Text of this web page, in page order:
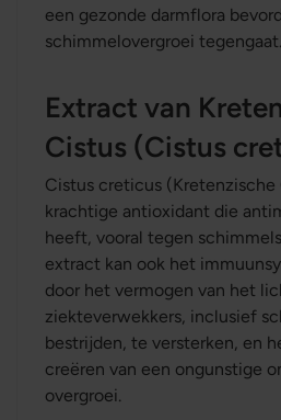
een gezonde darmflora
schimmelovergroei tegengaat.
Extract van
Cistus (Cistus
Cistus creticus (Kretenzische
krachtige antioxidant die
heeft, vooral tegen
extract kan ook het
door het vermogen van het
ziekteverwekkers, inclusief
bestrijden, te versterken, en
creëren van een ongunstige
overgroei.